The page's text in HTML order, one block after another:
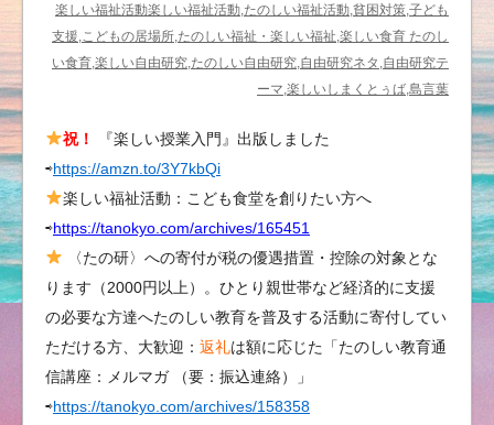
容〉
－
教
家
庭
を
た
く
元
気
に
す
楽しい福祉活動楽しい福祉活動,たのしい福祉活動,貧困対策,子ども
支援,こどもの居場所,たのしい福祉・楽しい福祉,楽しい食育 たのし
い食育,楽しい自由研究,たのしい自由研究,自由研究ネタ,自由研究テ
ーマ,楽しいしまくとぅば,島言葉
祝！
『楽しい授業入門』出版しました
⇨https://amzn.to/3Y7kbQi
楽しい福祉活動：こども食堂を創りたい方へ
⇨https://tanokyo.com/archives/165451
〈たの研〉への寄付が税の優遇措置・控除の対象とな
ります（2000円以上）。ひとり親世帯など経済的に支援
の必要な方達へたのしい教育を普及する活動に寄付してい
ただける方、大歓迎： 返礼は額に応じた「たのしい教育通
信講座：メルマガ （要：振込連絡）」
⇨https://tanokyo.com/archives/158358